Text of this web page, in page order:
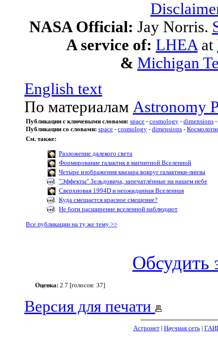
NASA Official: Jay Norris.
A service of: LHEA at
& Michigan
English text
По материалам Astronomy
Публикации с ключевыми словами: space - cosmology - dimensions -
Публикации со словами: space - cosmology - dimensions -
См. также:
Разложение далекого света
Формирование галактик в магнитной Вселенной
Четыре изображения квазара вокруг галактики-линзы
"Эффекты" Зельдовича, запечатлённые на нашем небе
Сверхновая 1994D и неожиданная Вселенная
Куда смещается красное смещение?
Не боги расширение вселенной наблюдают
Все публикации на ту же тему >>
Обсудить
Оценка: 2.7 [голосов: 37]
Версия для печати
Астронет| Научная сеть|